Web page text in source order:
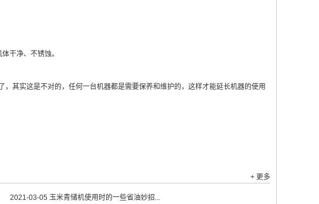
干净、不锈蚀。
实这是不对的，任何一台机器都是需要保养和维护的，这样才能延长机器的使用
+ 更多
2021-03-05 玉米青储机使用时的一些省油妙招...